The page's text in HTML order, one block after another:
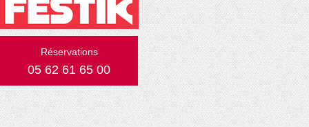
Réservations
05 62 61 65 00